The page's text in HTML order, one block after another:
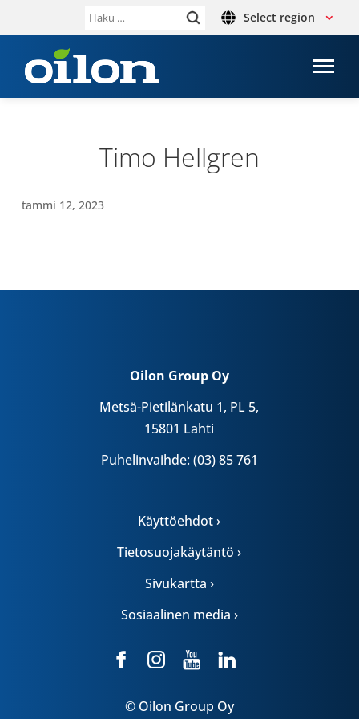
Haku: Select region
Timo Hellgren
tammi 12, 2023
Oilon Group Oy
Metsä-Pietilänkatu 1, PL 5,
15801 Lahti
Puhelinvaihde: (03) 85 761
Käyttöehdot ›
Tietosuojakäytäntö ›
Sivukartta ›
Sosiaalinen media ›
© Oilon Group Oy